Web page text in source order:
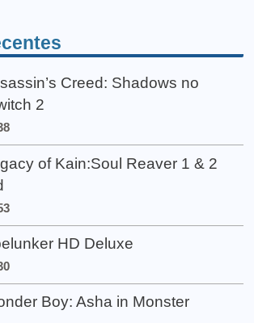
Creed: Shadows no
2
of Kain:Soul Reaver 1 & 2
HD Deluxe
Boy: Asha in Monster